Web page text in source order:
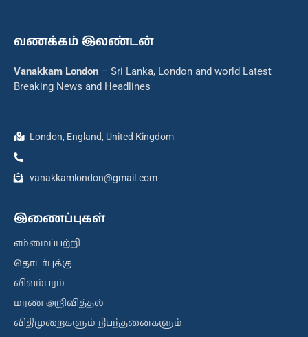
வணக்கம் இலண்டன்
Vanakkam London – Sri Lanka, London and world Latest
Breaking News and Headlines
London, England, United Kingdom
vanakkamlondon@gmail.com
இணைப்புகள்
எம்மைப்பற்றி
தொடர்புக்கு
விளம்பரம்
மரண அறிவித்தல்
விதிமுறைகளும் நிபந்தனைகளும்